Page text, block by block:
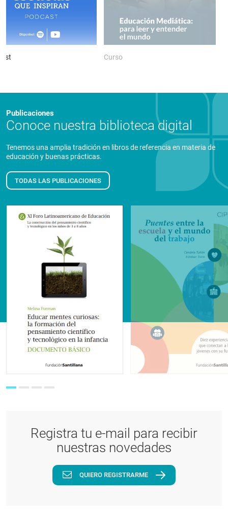
Curso
Publicaciones
Conoce nuestra biblioteca digital
Tenemos una amplia tradición en libros de referencia en materia de
educación y buenas prácticas.
TODAS LAS PUBLICACIONES
Registra tu e-mail para recibir
nuestras novedades
QUIERO REGISTRARME